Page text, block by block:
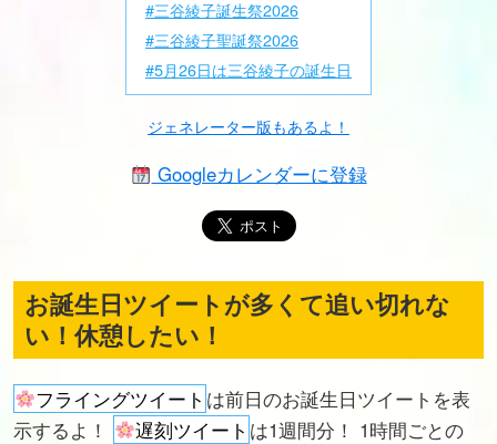
#三谷綾子誕生祭2026
#三谷綾子聖誕祭2026
#5月26日は三谷綾子の誕生日
ジェネレーター版もあるよ！
Googleカレンダーに登録
お誕生日ツイートが多くて追い切れな
い！休憩したい！
フライングツイート は前日のお誕生日ツイートを表
示するよ！
遅刻ツイート は1週間分！ 1時間ごとの